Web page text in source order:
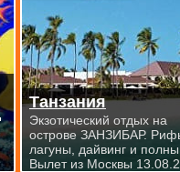
Танзания
Экзотический отдых на
острове ЗАНЗИБАР.
лагуны, дайвинг и
Вылет из Москвы